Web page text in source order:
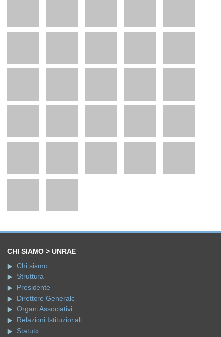
CHI SIAMO > UNRAE
Chi siamo
Struttura
Presidente
Direttore Generale
Organi Associativi
Relazioni Istituzionali
Statuto